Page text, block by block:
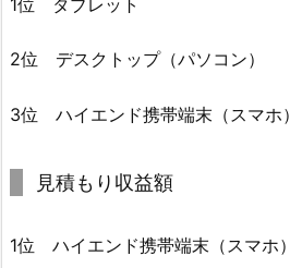
2位 デスクトップ（パソコン）
3位 ハイエンド携帯端末（スマホ）
見積もり収益額
1位 ハイエンド携帯端末（スマホ）